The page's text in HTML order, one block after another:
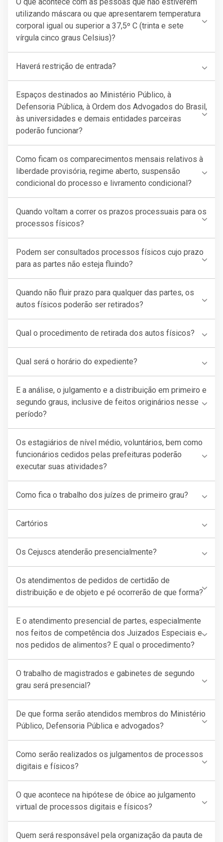
utilizando máscara ou que apresentarem temperatura
corporal igual ou superior a 37,5º C (trinta e sete
vírgula cinco graus Celsius)?
Haverá restrição de entrada?
Espaços destinados ao Ministério Público, à
Defensoria Pública, à Ordem dos Advogados do Brasil,
às universidades e demais entidades parceiras
poderão funcionar?
Como ficam os comparecimentos mensais relativos à
liberdade provisória, regime aberto, suspensão
condicional do processo e livramento condicional?
Quando voltam a correr os prazos processuais para os
processos físicos?
Podem ser consultados processos físicos cujo prazo
para as partes não esteja fluindo?
Quando não fluir prazo para qualquer das partes, os
autos físicos poderão ser retirados?
Qual o procedimento de retirada dos autos físicos?
Qual será o horário do expediente?
E a análise, o julgamento e a distribuição em primeiro e
segundo graus, inclusive de feitos originários nesse
período?
Os estagiários de nível médio, voluntários, bem como
funcionários cedidos pelas prefeituras poderão
executar suas atividades?
Como fica o trabalho dos juízes de primeiro grau?
Cartórios
Os Cejuscs atenderão presencialmente?
Os atendimentos de pedidos de certidão de
distribuição e de objeto e pé ocorrerão de que forma?
E o atendimento presencial de partes, especialmente
nos feitos de competência dos Juizados Especiais e
nos pedidos de alimentos? E qual o procedimento?
O trabalho de magistrados e gabinetes de segundo
grau será presencial?
De que forma serão atendidos membros do Ministério
Público, Defensoria Pública e advogados?
Como serão realizados os julgamentos de processos
digitais e físicos?
O que acontece na hipótese de óbice ao julgamento
virtual de processos digitais e físicos?
Quem será responsável pela organização da pauta de